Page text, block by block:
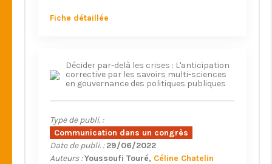
Fiche détaillée
Décider par-delà les crises : L'anticipation
corrective par les savoirs multi-sciences
en gouvernance des politiques publiques
Type de publi. :
Communication dans un congrès
Date de publi. : 29/06/2022
Auteurs :Youssoufi Touré Céline Chatelin